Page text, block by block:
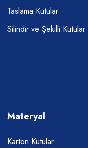
Taslama Kutular
Silindir ve Şekilli Kutular
Materyal
Karton Kutular